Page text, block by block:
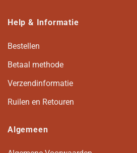
Help & Informatie
Bestellen
Betaal methode
Verzendinformatie
Ruilen en Retouren
Algemeen